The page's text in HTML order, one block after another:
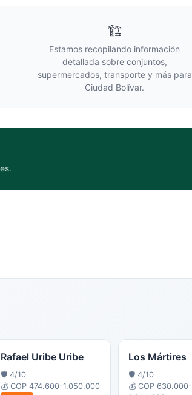
🏗️
Estamos recopilando información
detallada sobre conjuntos,
supermercados, transporte y más para
Ciudad Bolívar.
Rafael Uribe Uribe
🛡️ 4/10
💰 COP 474.600-1.050.000
Los Mártires
🛡️ 4/10
💰 COP 630.000-